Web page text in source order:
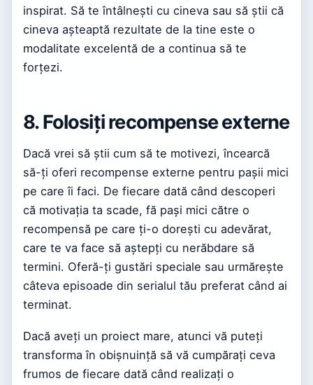
inspirat. Să te întâlnești cu cineva sau să știi că
cineva așteaptă rezultate de la tine este o
modalitate excelentă de a continua să te
forțezi.
8. Folosiți recompense externe
Dacă vrei să știi cum să te motivezi, încearcă
să-ți oferi recompense externe pentru pașii mici
pe care îi faci. De fiecare dată când descoperi
că motivația ta scade, fă pași mici către o
recompensă pe care ți-o dorești cu adevărat,
care te va face să aștepți cu nerăbdare să
termini. Oferă-ți gustări speciale sau urmărește
câteva episoade din serialul tău preferat când ai
terminat.
Dacă aveți un proiect mare, atunci vă puteți
transforma în obișnuință să vă cumpărați ceva
frumos de fiecare dată când realizați o